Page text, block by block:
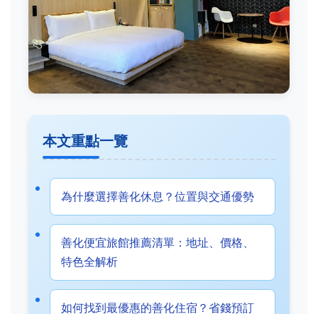
本文重點一覽
為什麼選擇善化休息？位置與交通優勢
善化便宜旅館推薦清單：地址、價格、
特色全解析
如何找到最優惠的善化住宿？省錢預訂